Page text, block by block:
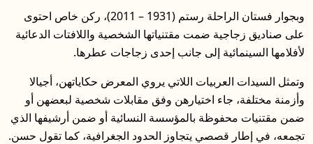
وبجوار فستان الراحلة رستم (1931 – 2011)، ركن خاص احتوى
على صناديق زجاجية ضمت مقتنياتها الشخصية واللافتات الدعائية
لأفلامها السينمائية إلى جانب إحدى زجاجات عطرها.
وتمثل السيدات العربيات اللاتي يروي المعرض حكاياتهن، أجيالا
وأزمنة مختلفة، جاء اختيارهن وفق مقابلات شخصية لبعضهن أو
ضمن مقتنيات محفوظة بالمؤسسة النسائية أو ضمن أرشيفها الذي
تجمعه، في إطار قصصي يتجاوز الحدود الجغرافية، كما تقول حسن.